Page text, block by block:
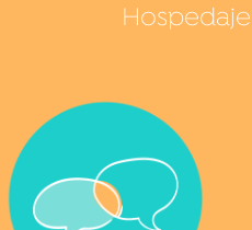
Hospedaje